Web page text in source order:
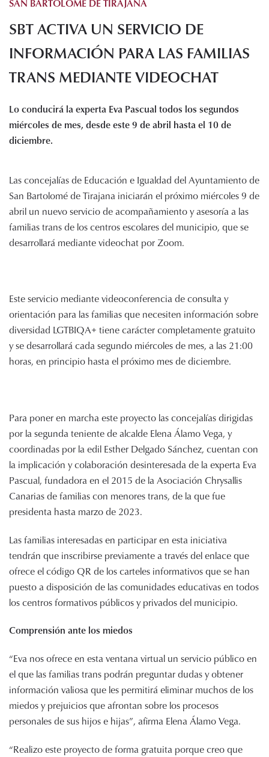
Servicios
Noticias
Documentos
Audiovisuales
Transparencia
Contacto
SAN BARTOLOMÉ DE TIRAJANA
SBT ACTIVA UN SERVICIO DE
INFORMACIÓN PARA LAS FAMILIAS
TRANS MEDIANTE VIDEOCHAT
Lo conducirá la experta Eva Pascual todos los segundos
miércoles de mes, desde este 9 de abril hasta el 10 de
diciembre.
Las concejalías de Educación e Igualdad del Ayuntamiento de
San Bartolomé de Tirajana iniciarán el próximo miércoles 9 de
abril un nuevo servicio de acompañamiento y asesoría a las
familias trans de los centros escolares del municipio, que se
desarrollará mediante videochat por Zoom.
Este servicio mediante videoconferencia de consulta y
orientación para las familias que necesiten información sobre
diversidad LGTBIQA+ tiene carácter completamente gratuito
y se desarrollará cada segundo miércoles de mes, a las 21:00
horas, en principio hasta el próximo mes de diciembre.
Para poner en marcha este proyecto las concejalías dirigidas
por la segunda teniente de alcalde Elena Álamo Vega, y
coordinadas por la edil Esther Delgado Sánchez, cuentan con
la implicación y colaboración desinteresada de la experta Eva
Pascual, fundadora en el 2015 de la Asociación Chrysallis
Canarias de familias con menores trans, de la que fue
presidenta hasta marzo de 2023.
Las familias interesadas en participar en esta iniciativa
tendrán que inscribirse previamente a través del enlace que
ofrece el código QR de los carteles informativos que se han
puesto a disposición de las comunidades educativas en todos
los centros formativos públicos y privados del municipio.
Comprensión ante los miedos
“Eva nos ofrece en esta ventana virtual un servicio público en
el que las familias trans podrán preguntar dudas y obtener
información valiosa que les permitirá eliminar muchos de los
miedos y prejuicios que afrontan sobre los procesos
personales de sus hijos e hijas”, afirma Elena Álamo Vega.
“Realizo este proyecto de forma gratuita porque creo que